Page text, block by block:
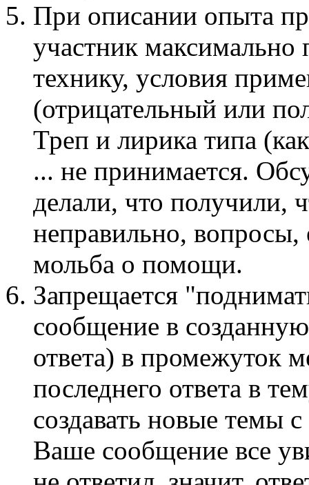
При описании опыта
участник максимально
технику, условия
(отрицательный или
Треп и лирика типа
... не принимается.
делали, что получили,
неправильно, вопросы,
мольба о помощи.
Запрещается
сообщение в
ответа) в промежуток
последнего ответа в
создавать новые темы
Ваше сообщение все